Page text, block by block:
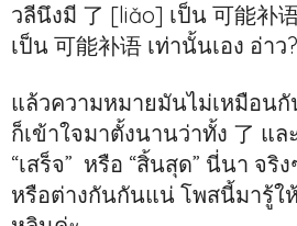
วลีนึงมี 了 [liǎo] เป็น 可能补
เป็น 可能补语 เท่านั้นเอง อ่าว
แล้วความหมายมันไม่เหมือนกั
ก็เข้าใจมาตั้งนานว่าทั้ง 了 แล
“เสร็จ” หรือ “สิ้นสุด” นี่นา จริ
หรือต่างกันกันแน่ โพสนี้มารู้ใ